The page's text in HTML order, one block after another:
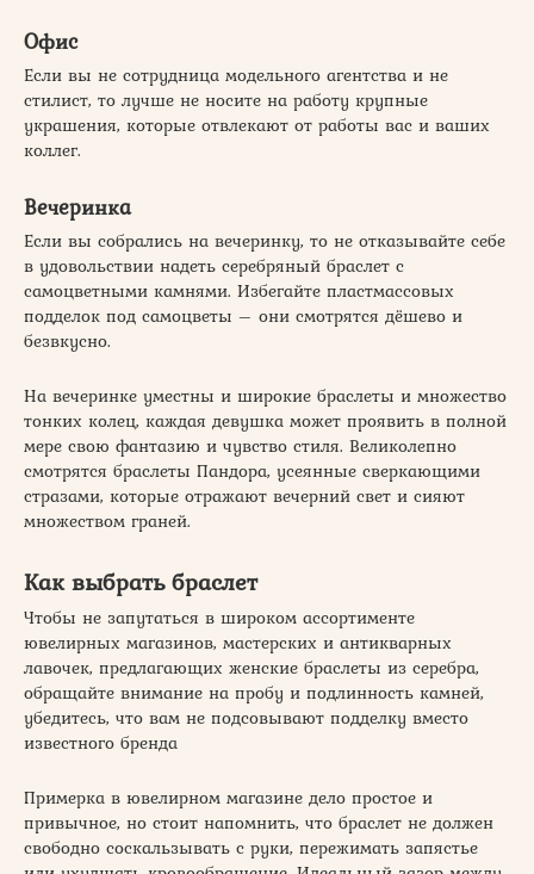
Офис
Если вы не сотрудница модельного агентства и не
стилист, то лучше не носите на работу крупные
украшения, которые отвлекают от работы вас и ваших
коллег.
Вечеринка
Если вы собрались на вечеринку, то не отказывайте себе
в удовольствии надеть серебряный браслет с
самоцветными камнями. Избегайте пластмассовых
подделок под самоцветы – они смотрятся дёшево и
безвкусно.
На вечеринке уместны и широкие браслеты и множество
тонких колец, каждая девушка может проявить в полной
мере свою фантазию и чувство стиля. Великолепно
смотрятся браслеты Пандора, усеянные сверкающими
стразами, которые отражают вечерний свет и сияют
множеством граней.
Как выбрать браслет
Чтобы не запутаться в широком ассортименте
ювелирных магазинов, мастерских и антикварных
лавочек, предлагающих женские браслеты из серебра,
обращайте внимание на пробу и подлинность камней,
убедитесь, что вам не подсовывают подделку вместо
известного бренда
Примерка в ювелирном магазине дело простое и
привычное, но стоит напомнить, что браслет не должен
свободно соскальзывать с руки, пережимать запястье